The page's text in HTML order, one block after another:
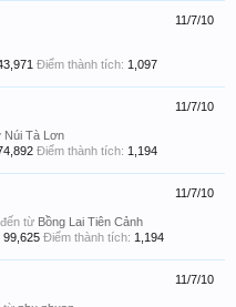
11/7/10
Điểm thành tích: 1,097
11/7/10
Núi Tà Lơn
Điểm thành tích: 1,194
11/7/10
đến từ Bồng Lai Tiên Cảnh
99,625 Điểm thành tích: 1,194
11/7/10